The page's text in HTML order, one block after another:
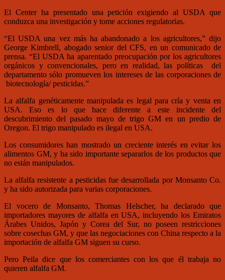
El Center ha presentado una petición exigiendo al USDA que
conduzca una investigación y tome acciones regulatorias.
“El USDA una vez más ha abandonado a los agricultores,” dijo
George Kimbrell, abogado senior del CFS, en un comunicado de
prensa. “El USDA ha aparentado preocupación por los agricultores
orgánicos y convencionales, pero en realidad, las políticas del
departamento sólo promueven los intereses de las corporaciones de
biotecnología/ pesticidas.”
La alfalfa genéticamente manipulada es legal para cría y venta en
USA. Eso es lo que hace diferente a este incidente del
descubrimiento del pasado mayo de trigo GM en un predio de
Oregon. El trigo manipulado es ilegal en USA.
Los consumidores han mostrado un creciente interés en evitar los
alimentos GM, y ha sido importante separarlos de los productos que
no están manipulados.
La alfalfa resistente a pesticidas fue desarrollada por Monsanto Co.
y ha sido autorizada para varias corporaciones.
El vocero de Monsanto, Thomas Helscher, ha declarado que
importadores mayores de alfalfa en USA, incluyendo los Emiratos
Árabes Unidos, Japón y Corea del Sur, no poseen restricciones
sobre cosechas GM, y que las negociaciones con China respecto a la
importación de alfalfa GM siguen su curso.
Pero Peila dice que los comerciantes con los que él trabaja no
quieren alfalfa GM.